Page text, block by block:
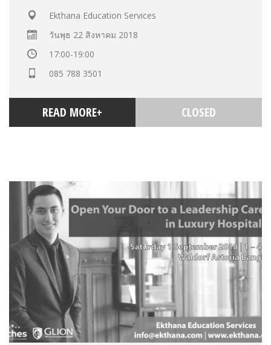
Ekthana Education Services
วันพุธ 22 สิงหาคม 2018
17:00-19:00
085 788 3501
READ MORE+ CLOSED